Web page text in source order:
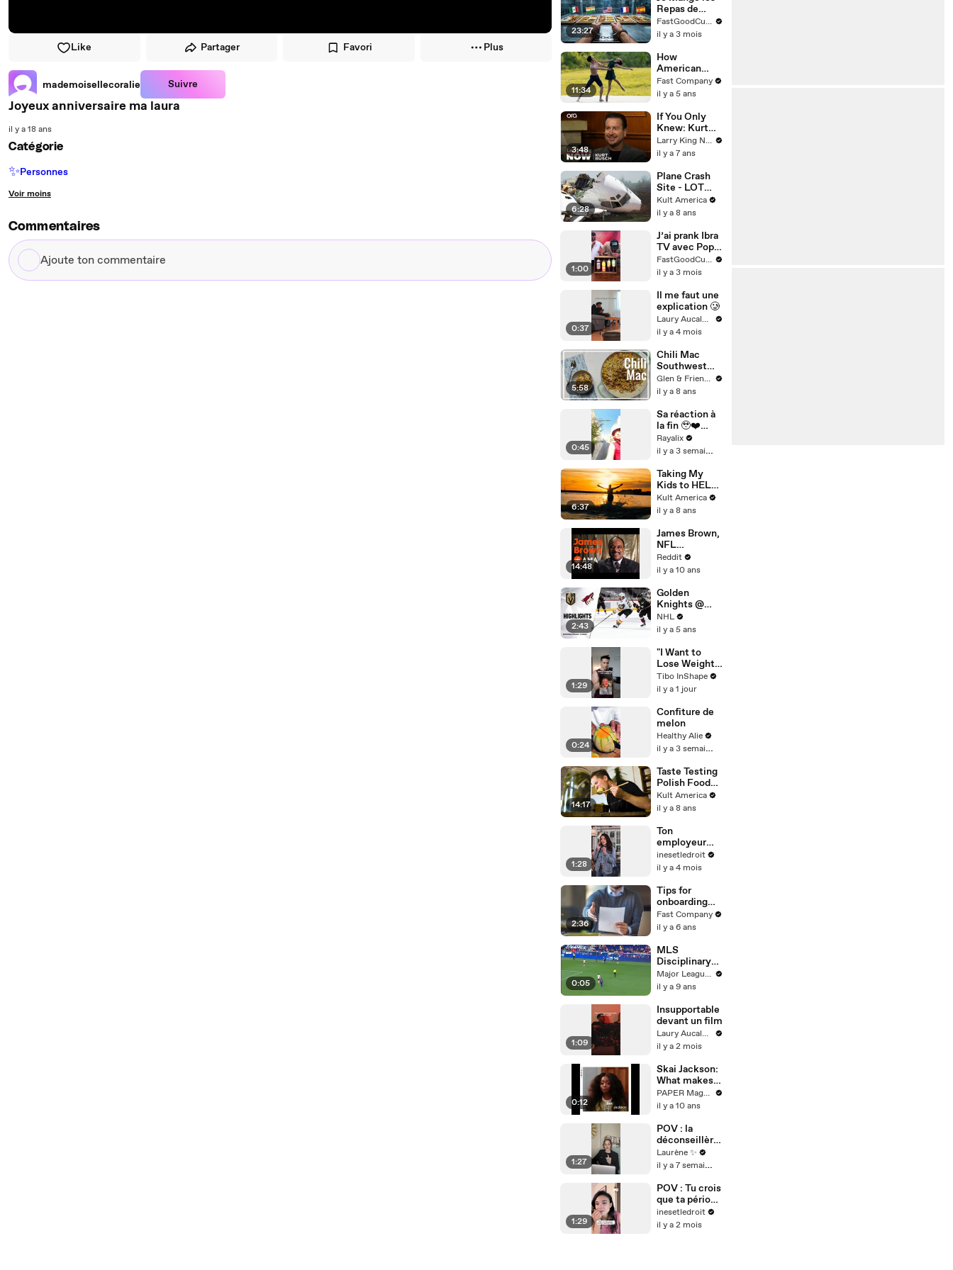
Like Partager Favori Plus
mademoisellecoralie Suivre
Joyeux anniversaire ma laura
il y a 18 ans
Catégorie
✨Personnes
Voir moins
Commentaires
Ajoute
ton
23:27
Repas de
Prison de
TOUS les
monde !
FastGoodCuisine
il y a 3 mois
11:34
How
American
Ballet Theatre
bounced back
revenue due
to COVID
Fast Company
il y a 5 ans
3:48
If You Only
Knew: Kurt
Busch
Larry King Now on Ora.TV
il y a 7 ans
6:28
Plane Crash
Site - LOT
Flight 7 [Kult
America]
Kult America
il y a 8 ans
1:00
J’ai prank Ibra
TV avec Pop’s
😂
FastGoodCuisine
il y a 3 mois
0:37
Il me faut une
explication 🥲
Laury Aucalme
il y a 4 mois
5:58
Chili Mac
Southwest
Skillet Recipe
Glen & Friends Cooking Food
il y a 8 ans
0:45
Sa réaction à
la fin 🥹❤️‍
Prenez soin
de vous et des
Rayalix
il y a 3 semaines
6:37
Taking My
Kids to HEL
[Kult
America]
Kult America
il y a 8 ans
14:48
James Brown,
NFL
sportscaster.
Ask me
Reddit
il y a 10 ans
2:43
Golden
Knights @
Avalanche
5/1/21 | NHL
NHL
il y a 5 ans
1:29
"I Want to
Lose Weight,
But I Just
Can't Get
Tibo InShape
il y a 1 jour
0:24
Confiture de
melon
Healthy Alie
il y a 3 semaines
14:17
Taste Testing
Polish Food
#2 [Kult
America]
Kult America
il y a 8 ans
1:28
Ton
employeur
peut-il
t’obliger à
joignable en
dehors de tes
horaires ?
inesetledroit
il y a 4 mois
2:36
Tips for
onboarding
remote
employees
Fast Company
il y a 6 ans
0:05
MLS
Disciplinary
Week 23:
Yoshimar
to
face/head/ne
ck
Major League Soccer
il y a 9 ans
1:09
Insupportable
devant un film
Laury Aucalme
il y a 2 mois
0:12
Skai Jackson:
What makes
someone
beautiful?
PAPER Magazine
il y a 10 ans
1:27
POV : la
déconseillère
d’orientation
Laurène ✨
il y a 7 semaines
1:29
POV : Tu crois
que ta période
d’essai est
finie…
inesetledroit
il y a 2 mois